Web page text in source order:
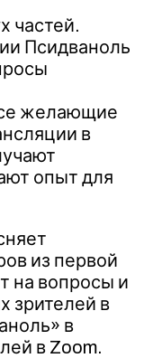
частей.
Псидваноль
желающие
в
опыт для
из первой
на вопросы и
зрителей в
в
в Zoom.